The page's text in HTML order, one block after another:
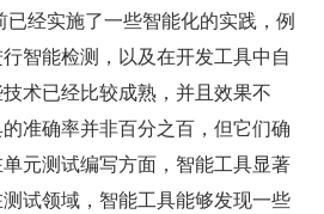
已经实施了一些智能化的实践，例
智能检测，以及在开发工具中自
术已经比较成熟，并且效果不
准确率并非百分之百，但它们确
元测试编写方面，智能工具显著
试领域，智能工具能够发现一些